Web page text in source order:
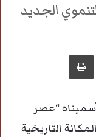
الجديد
طباعة
“عصر
التاريخية